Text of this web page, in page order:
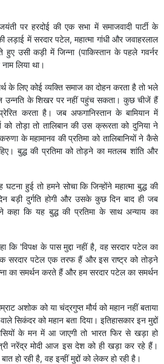
पर हरदोई की एक सभा में समाजवादी पार्टी के
में सरदार पटेल, महात्मा गांधी और जवाहरलाल
उसी कड़ी में जिन्ना (पाकिस्तान के पहले गवर्नर
लिया था।
के लिए कोई व्यक्ति समाज का दोहन करता है तो भले
उन्नति के शिखर पर नहीं पहुंच सकता। कुछ चीजें हैं
करता है। जब अफगानिस्तान के बामियान में
को तोड़ा तो तालिबान की उस क्रूरता को दुनिया ने
के महामानव की प्रतिमा को तालिबानियों ने कैसे
बुद्ध की प्रतिमा को तोड़ने का मतलब शांति और
हुई तो हमने सोचा कि जिन्‍होंने महात्मा बुद्ध की
बड़ी दुर्गति होगी और उसके कुछ दिन बाद ही जब
कहा कि यह बुद्ध की प्रतिमा के साथ अन्याय का
कि 'विपक्ष के पास मुद्दा नहीं है, वह सरदार पटेल का
सरदार पटेल एक तरफ हैं और इस राष्ट्र को तोड़ने
का समर्थन करते हैं और हम सरदार पटेल का समर्थन
अशोक को या चंद्रगुप्त मौर्य को महान नहीं बताया
सिकंदर को महान बता दिया। इतिहासकार इन मुद्दों
के मन में आ जाएगी तो भारत फिर से खड़ा हो
नरेंद्र मोदी आज इस देश को ही खड़ा कर रहे हैं।
हो रही है, वह इन्हीं मुद्दों को लेकर हो रही है।